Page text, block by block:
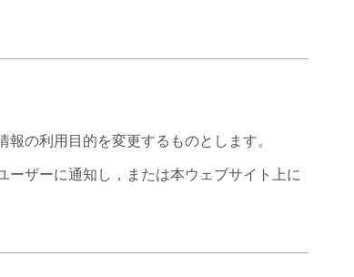
の利用目的を変更するものとします。
ザーに通知し，または本ウェブサイト上に